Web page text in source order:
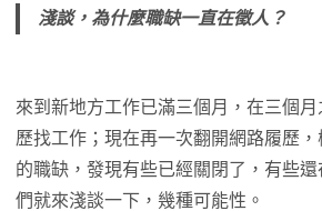
淺談，為什麼職缺一直在徵人？
來到新地方工作已滿三個月，在三個
歷找工作；現在再一次翻開網路履歷
的職缺，發現有些已經關閉了，有些
們就來淺談一下，幾種可能性。